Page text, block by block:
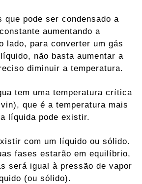
que pode ser condensado a
aumentando a
lado, para converter um gás
não basta aumentar a
diminuir a temperatura.
tem uma temperatura crítica
que é a temperatura mais
líquida pode existir.
com um líquido ou sólido.
fases estarão em equilíbrio,
será igual à pressão de vapor
(ou sólido).